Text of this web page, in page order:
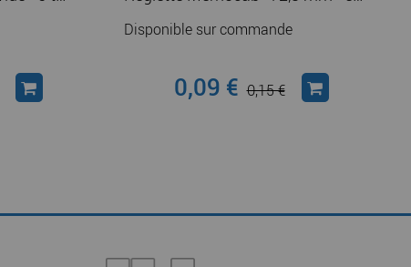
Disponible sur commande
0,09 € 0,15 €